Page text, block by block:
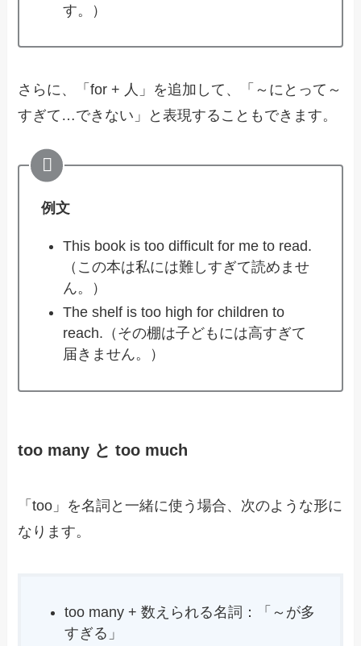
す。）
さらに、「for + 人」を追加して、「～にとって～
すぎて…できない」と表現することもできます。
例文
This book is too difficult for me to read.
（この本は私には難しすぎて読めませ
ん。）
The shelf is too high for children to
reach.（その棚は子どもには高すぎて
届きません。）
too many と too much
「too」を名詞と一緒に使う場合、次のような形に
なります。
too many + 数えられる名詞：「～が多
すぎる」